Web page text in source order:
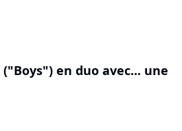
en duo avec... une